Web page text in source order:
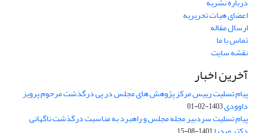
اعضای هیات تحریریه
ارسال مقاله
تماس با ما
نقشه سایت
آخرین اخبار
پیام تسلیت رییس مرکز پژوهش های مجلس در پی درگذشت مرحوم پرویز
داوودی1403-02-01
پیام تسلیت سردبیر مجله مجلس و راهبرد به مناسبت درگذشت ناگهانی